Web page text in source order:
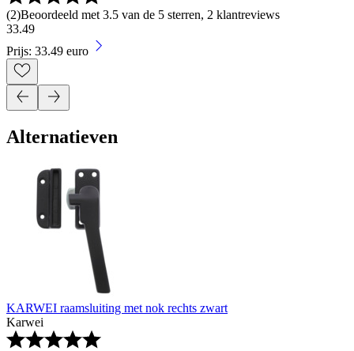
(2)Beoordeeld met 3.5 van de 5 sterren, 2 klantreviews
33.49
Prijs: 33.49 euro
Alternatieven
KARWEI raamsluiting met nok rechts zwart
Karwei